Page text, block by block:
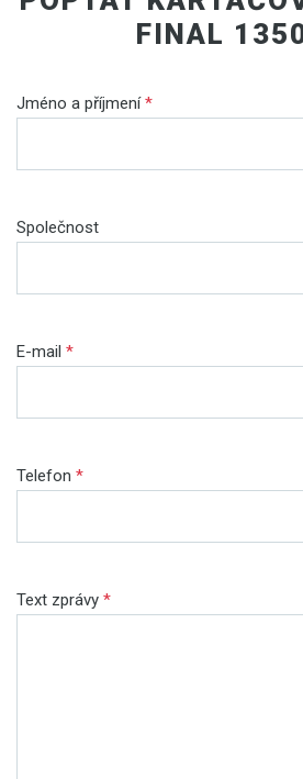
FINAL
Jméno a příjmení*
Společnost
E-mail *
Telefon *
Text zprávy *